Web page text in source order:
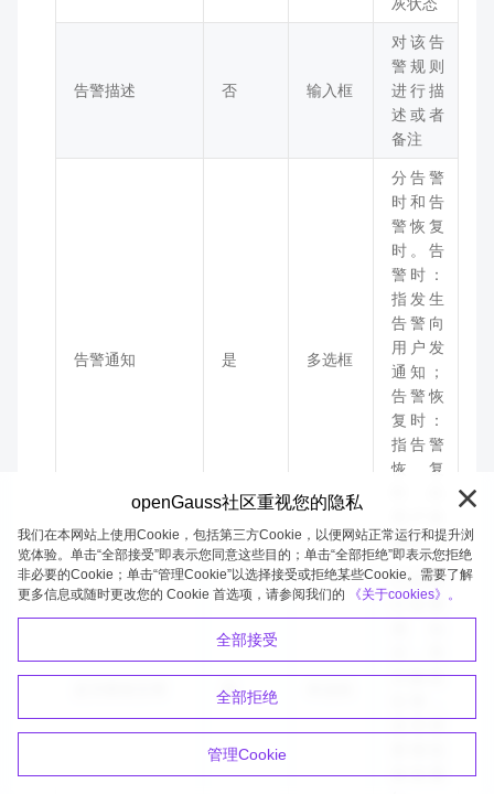
告警描述 否 输入框
对该告
警规则
进行描
述或者
备注
告警通知 是 多选框
分告警
时和告
警恢复
时。告
警时：
指发生
告警向
用户发
通知；
告警恢
复时：
指告警
恢复
通知
是
已经进
行告警
次触发
是否需
发送通
openGauss社区重视您的隐私
我们在本网站上使用Cookie，包括第三方Cookie，以便网站正常运行和提升浏
览体验。单击“全部接受”即表示您同意这些目的；单击“全部拒绝”即表示您拒绝
非必要的Cookie；单击“管理Cookie”以选择接受或拒绝某些Cookie。需要了解
更多信息或随时更改您的 Cookie 首选项，请参阅我们的
《关于cookies》。
全部接受
全部拒绝
管理Cookie